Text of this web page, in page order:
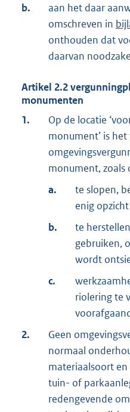
b.
aan het daar
omschreven in
onthouden dat
daarvan
Artikel 2.2
monumenten
1.
Op de locatie
monument’ is
monument, zoals
a.
te slopen,
enig
b.
te
gebruiken,
wordt
c.
riolering te
2.
Geen
normaal
materiaalsoort
tuin- of
redengevende